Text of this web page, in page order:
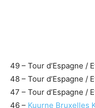
49 – Tour d’Espagne /
48 – Tour d’Espagne /
47 – Tour d’Espagne /
46 – Kuurne Bruxelles